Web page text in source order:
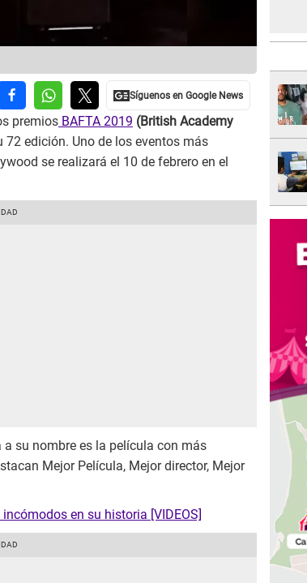
premios BAFTA 2019 (British Academy
72 edición. Uno de los eventos más
se realizará el 10 de febrero en el
a su nombre es la película con más
Mejor Película, Mejor director, Mejor
en su historia [VIDEOS]